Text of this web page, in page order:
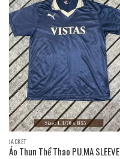
JACKET
Áo Thun Thể Thao PU.MA SLEEVE